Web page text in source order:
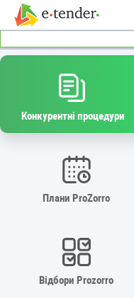
Конкурентні процедури
Плани ProZorro
Відбори Prozorro